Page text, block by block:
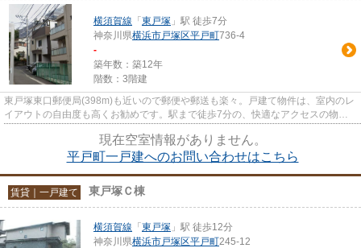
横須賀線 「 東戸塚 」駅 徒歩7分
神奈川県横浜市戸塚区平戸町736-4
-
築年数：築12年
階数：3階建
東戸塚東口郵便局(398m)も近いので郵便や郵送も楽々。戸建て物件は、室内のレ
イアウトの自由度も高くお勧めです。駅まで徒歩7分の、快適なアクセスの物件
現在空室情報がありません。
平戸町一戸建へのお問い合わせはこちら
賃貸｜一戸建て 東戸塚Ｃ棟
横須賀線 「 東戸塚 」駅 徒歩12分
神奈川県横浜市戸塚区平戸町245-12